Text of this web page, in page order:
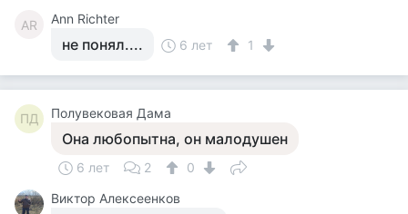
AR Ann Richter
не понял.... 6 лет 1
ПД Полувековая Дама
Она любопытна, он малодушен
6 лет 2
0
Виктор Алексеенков